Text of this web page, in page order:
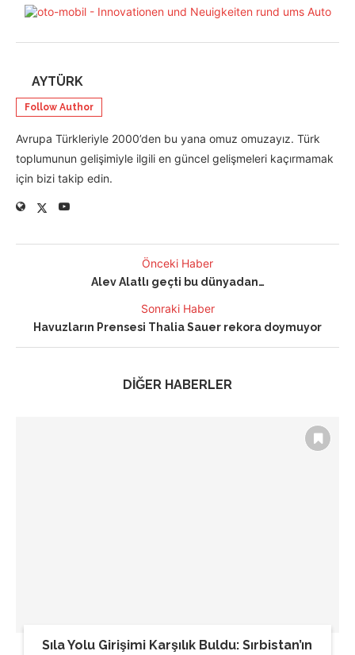
AYTÜRK
Follow Author
Avrupa Türkleriyle 2000’den bu yana omuz omuzayız. Türk
toplumunun gelişimiyle ilgili en güncel gelişmeleri kaçırmamak
için bizi takip edin.
Önceki Haber
Alev Alatlı geçti bu dünyadan…
Sonraki Haber
Havuzların Prensesi Thalia Sauer rekora doymuyor
DİĞER HABERLER
Sıla Yolu Girişimi Karşılık Buldu: Sırbistan’ın